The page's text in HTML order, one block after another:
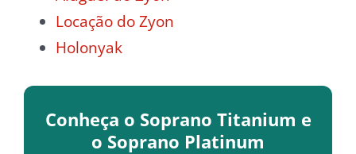
Locação do Zyon
Holonyak
Conheça o Soprano Titanium e
o Soprano Platinum